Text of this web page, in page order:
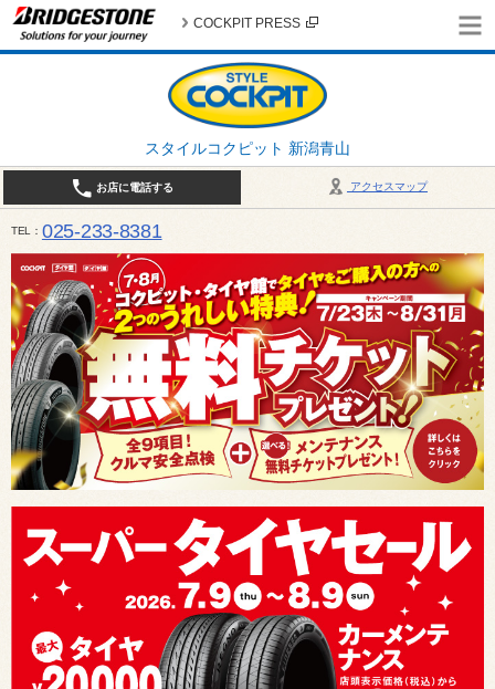
スタイルコクピット 新潟青山
COCKPIT PRESS
アクセスマップ
お店に電話する
TEL 025-233-8381
営業時間は10:00～18:30 作業、商談受付は10:00〜18:00です。 / 定休日：2026年 8月のお休み
（日曜日）、19日（水曜日）26日（水曜日）